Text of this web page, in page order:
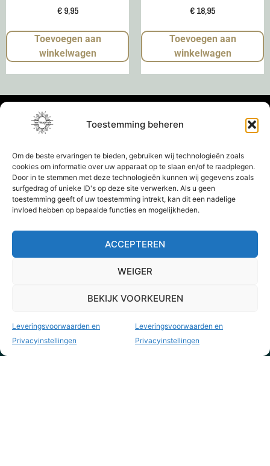
Toestemming beheren
Om de beste ervaringen te bieden, gebruiken wij technologieën zoals
cookies om informatie over uw apparaat op te slaan en/of te raadplegen.
Door in te stemmen met deze technologieën kunnen wij gegevens zoals
surfgedrag of unieke ID's op deze site verwerken. Als u geen
toestemming geeft of uw toestemming intrekt, kan dit een nadelige
invloed hebben op bepaalde functies en mogelijkheden.
ACCEPTEREN
WEIGER
BEKIJK VOORKEUREN
Leveringsvoorwaarden en
Privacyinstellingen
Leveringsvoorwaarden en
Privacyinstellingen
€9,95
Toevoegen aan
winkelwagen
€ 18,95
Toevoegen aan
winkelwagen